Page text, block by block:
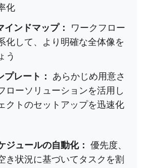
化
ンドマップ：
ワークフロー
化して、より明確な全体像を
う
レート：
あらかじめ用意さ
ローソリューションを活用し
クトのセットアップを迅速化
ジュールの自動化： 優先度、
き状況に基づいてタスクを割